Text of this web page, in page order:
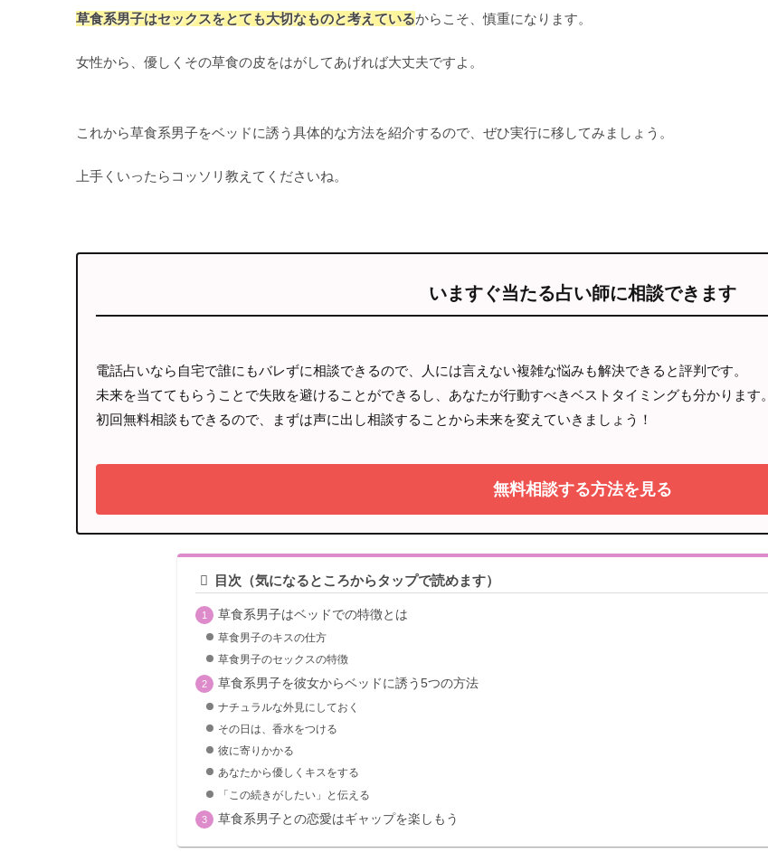
草食系男子はセックスをとても大切なものと考えているからこそ、慎重になります。
女性から、優しくその草食の皮をはがしてあげれば大丈夫ですよ。
これから草食系男子をベッドに誘う具体的な方法を紹介するので、ぜひ実行に移してみましょう。
上手くいったらコッソリ教えてくださいね。
いますぐ当たる占い師に相談できます
電話占いなら自宅で誰にもバレずに相談できるので、人には言えない複雑な悩みも解決できると評判です。
未来を当ててもらうことで失敗を避けることができるし、あなたが行動すべきベストタイミングも分かります。
初回無料相談もできるので、まずは声に出し相談することから未来を変えていきましょう！
無料相談する方法を見る
目次（気になるところからタップで読めます）
草食系男子はベッドでの特徴とは
草食男子のキスの仕方
草食男子のセックスの特徴
草食系男子を彼女からベッドに誘う5つの方法
ナチュラルな外見にしておく
その日は、香水をつける
彼に寄りかかる
あなたから優しくキスをする
「この続きがしたい」と伝える
草食系男子との恋愛はギャップを楽しもう